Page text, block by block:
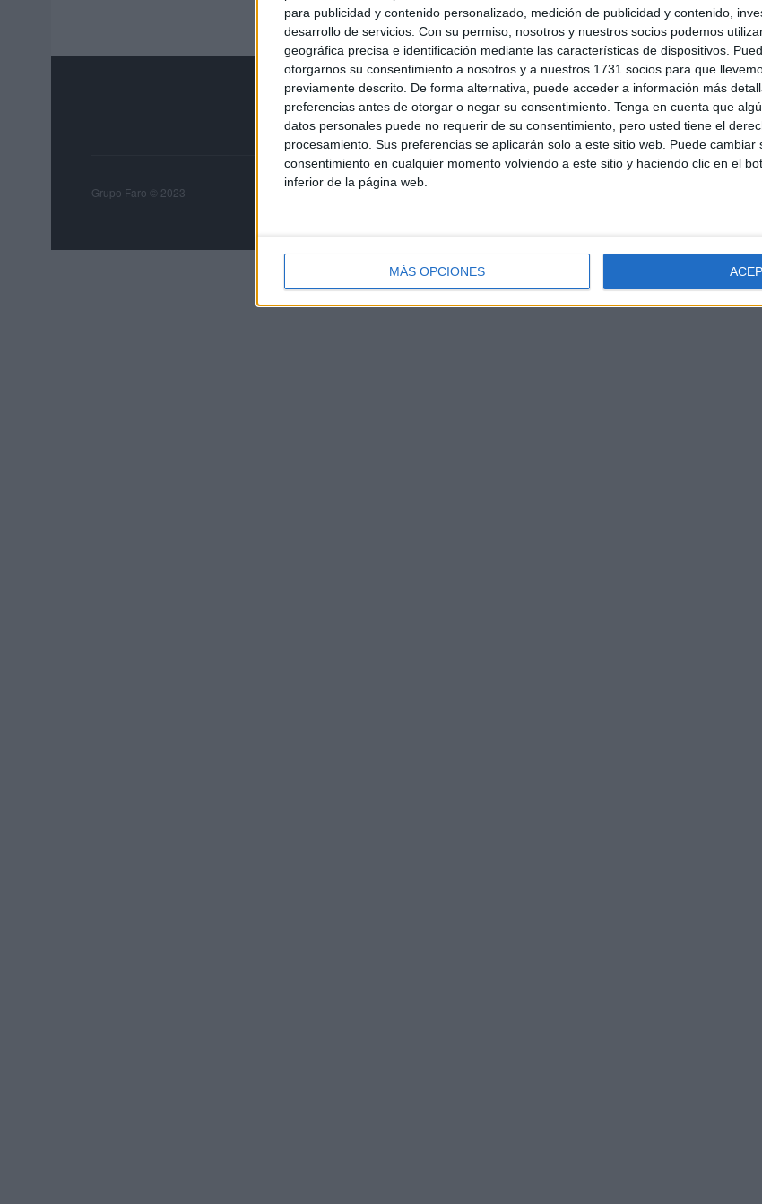
para publicidad y contenido personalizado, medición de publicidad y contenido,
desarrollo de servicios. Con su permiso, nosotros y nuestros socios podemos
geográfica precisa e identificación mediante las características de dispositivos.
otorgarnos su consentimiento a nosotros y a nuestros 1731 socios para que
previamente descrito. De forma alternativa, puede acceder a información más
preferencias antes de otorgar o negar su consentimiento. Tenga en cuenta que
datos personales puede no requerir de su consentimiento, pero usted tiene el
procesamiento. Sus preferencias se aplicarán solo a este sitio web. Puede
consentimiento en cualquier momento volviendo a este sitio y haciendo clic en el
inferior de la página web.
MÁS OPCIONES
Publicidad
Grupo Faro © 2023